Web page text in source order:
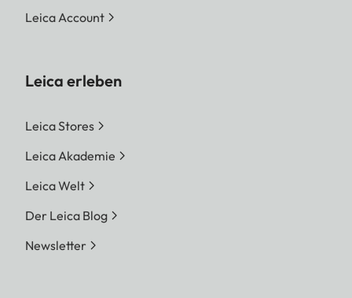
Leica Account
Leica erleben
Leica Stores
Leica Akademie
Leica Welt
Der Leica Blog
Newsletter